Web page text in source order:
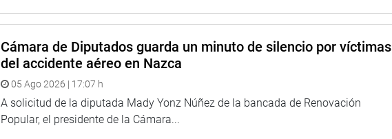
Cámara de Diputados guarda un minuto de silencio por víctimas
del accidente aéreo en Nazca
05 Ago 2026 | 17:07 h
A solicitud de la diputada Mady Yonz Núñez de la bancada de Renovación
Popular, el presidente de la Cámara...